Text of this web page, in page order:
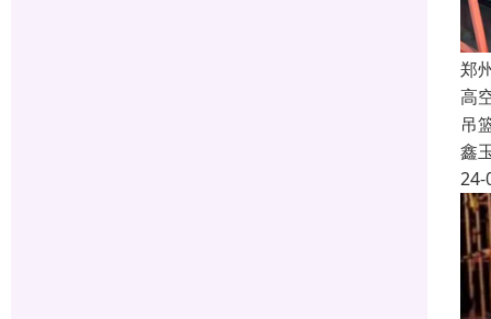
郑
高
吊
鑫
24-